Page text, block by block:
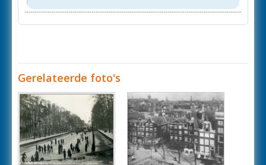
Gerelateerde foto's